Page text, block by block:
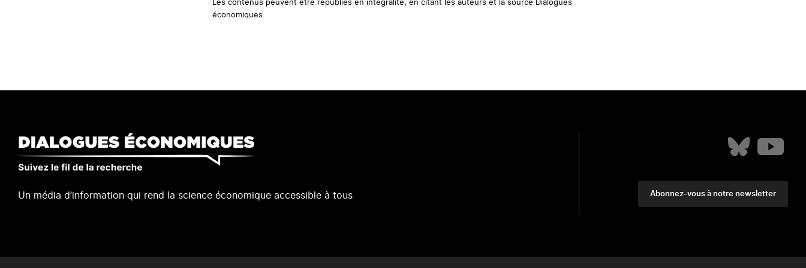
Les contenus peuvent être republiés en intégralité, en citant les auteurs et la source Dialogues
économiques.
Un média d’information qui rend la science économique accessible à tous Abonnez-vous à notre newsletter